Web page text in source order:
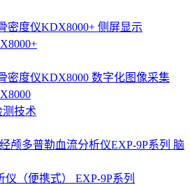
测技术
（便携式） EXP-9P系列